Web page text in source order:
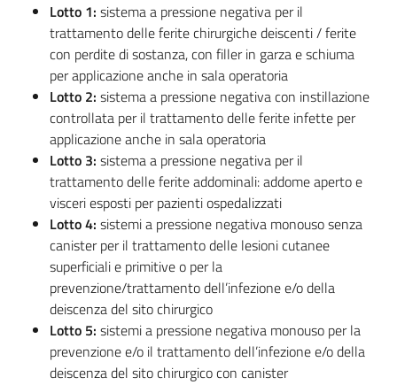
Lotto 1: sistema a pressione negativa per il
trattamento delle ferite chirurgiche deiscenti / ferite
con perdite di sostanza, con filler in garza e schiuma
per applicazione anche in sala operatoria
Lotto 2: sistema a pressione negativa con instillazione
controllata per il trattamento delle ferite infette per
applicazione anche in sala operatoria
Lotto 3: sistema a pressione negativa per il
trattamento delle ferite addominali: addome aperto e
visceri esposti per pazienti ospedalizzati
Lotto 4: sistemi a pressione negativa monouso senza
canister per il trattamento delle lesioni cutanee
superficiali e primitive o per la
prevenzione/trattamento dell’infezione e/o della
deiscenza del sito chirurgico
Lotto 5: sistemi a pressione negativa monouso per la
prevenzione e/o il trattamento dell’infezione e/o della
deiscenza del sito chirurgico con canister